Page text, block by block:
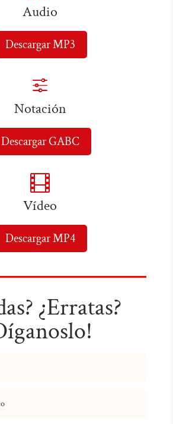
Audio
Descargar MP3
f
Notación
Descargar GABC

Vídeo
Descargar MP4
¿Erratas?